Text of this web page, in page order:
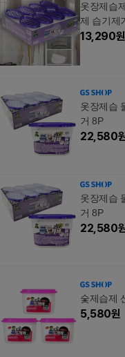
옷장제습
제 습기제
13,290원
옷장제습
거 8P
22,580
옷장제습
거 8P
22,580
숯제습제
5,580원